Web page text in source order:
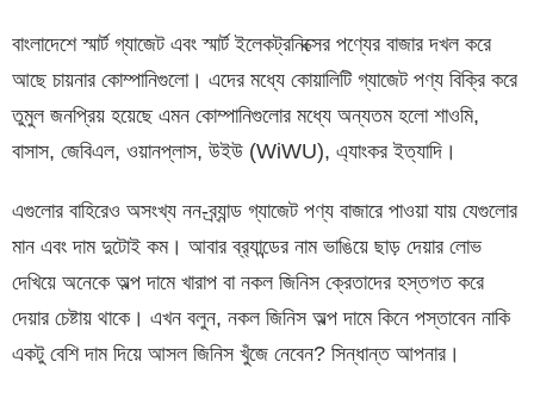
বাংলাদেশে স্মার্ট গ্যাজেট এবং স্মার্ট ইলেকট্রনিক্সের পণ্যের বাজার দখল করে
আছে চায়নার কোম্পানিগুলো। এদের মধ্যে কোয়ালিটি গ্যাজেট পণ্য বিক্রি করে
তুমুল জনপ্রিয় হয়েছে এমন কোম্পানিগুলোর মধ্যে অন্যতম হলো শাওমি,
বাসাস, জেবিএল, ওয়ানপ্লাস, উইউ (WiWU), এ্যাংকর ইত্যাদি।
এগুলোর বাহিরেও অসংখ্য নন-ব্র্যান্ড গ্যাজেট পণ্য বাজারে পাওয়া যায় যেগুলোর
মান এবং দাম দুটোই কম। আবার ব্র‍্যান্ডের নাম ভাঙিয়ে ছাড় দেয়ার লোভ
দেখিয়ে অনেকে অল্প দামে খারাপ বা নকল জিনিস ক্রেতাদের হস্তগত করে
দেয়ার চেষ্টায় থাকে। এখন বলুন, নকল জিনিস অল্প দামে কিনে পস্তাবেন নাকি
একটু বেশি দাম দিয়ে আসল জিনিস খুঁজে নেবেন? সিন্ধান্ত আপনার।